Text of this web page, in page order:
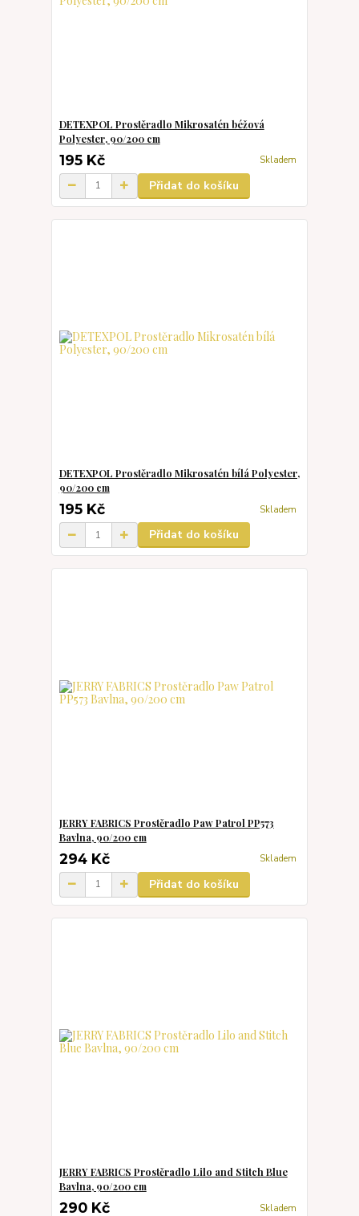
DETEXPOL Prostěradlo Mikrosatén béžová
Polyester, 90/200 cm
195 Kč Skladem
Přidat do košíku
DETEXPOL Prostěradlo Mikrosatén bílá Polyester,
90/200 cm
195 Kč Skladem
Přidat do košíku
JERRY FABRICS Prostěradlo Paw Patrol PP573
Bavlna, 90/200 cm
294 Kč Skladem
Přidat do košíku
JERRY FABRICS Prostěradlo Lilo and Stitch Blue
Bavlna, 90/200 cm
290 Kč Skladem